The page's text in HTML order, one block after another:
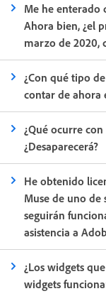
Me he enterado
Ahora bien, ¿el
marzo de 2020,
¿Con qué tipo
contar de ahora
¿Qué ocurre
¿Desaparecerá?
He obtenido
Muse de uno de
seguirán
asistencia a
¿Los widgets
widgets